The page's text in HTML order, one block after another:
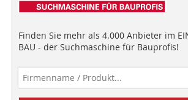
Finden Sie mehr als 4.000 Anbieter im
BAU - der Suchmaschine für Bauprofis!